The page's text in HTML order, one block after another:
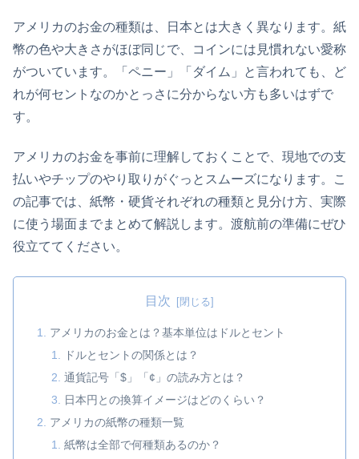
アメリカのお金の種類は、日本とは大きく異なります。紙
幣の色や大きさがほぼ同じで、コインには見慣れない愛称
がついています。「ペニー」「ダイム」と言われても、ど
れが何セントなのかとっさに分からない方も多いはずで
す。
アメリカのお金を事前に理解しておくことで、現地での支
払いやチップのやり取りがぐっとスムーズになります。こ
の記事では、紙幣・硬貨それぞれの種類と見分け方、実際
に使う場面までまとめて解説します。渡航前の準備にぜひ
役立ててください。
目次
アメリカのお金とは？基本単位はドルとセント
ドルとセントの関係とは？
通貨記号「$」「¢」の読み方とは？
日本円との換算イメージはどのくらい？
アメリカの紙幣の種類一覧
紙幣は全部で何種類あるのか？